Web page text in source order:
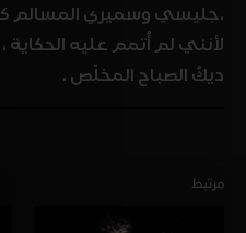
.جليسي وسميري المسالم
لأنني لم أُتمم عليه الحكاية
ديكُ الصباح المخلّص .
مرتبط